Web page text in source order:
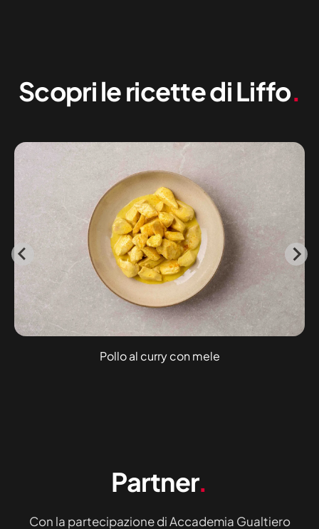
Scopri le ricette di Liffo.
Pollo al curry con mele
Partner.
Con la partecipazione di Accademia Gualtiero